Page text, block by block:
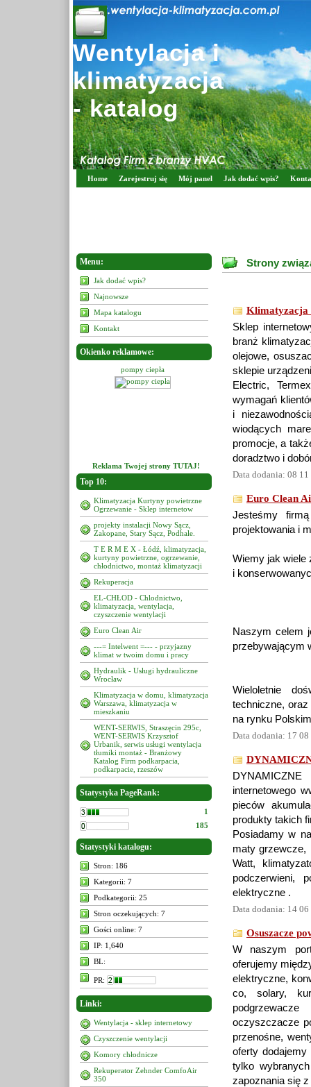
Wentylacja i
klimatyzacja
- katalog
Home Zarejestruj się Mój panel Jak dodać wpis?
Menu:
Jak dodać wpis?
Najnowsze
Mapa katalogu
Kontakt
Okienko reklamowe:
pompy ciepła pompy ciepła
Reklama Twojej strony TUTAJ!
Top 10:
Klimatyzacja Kurtyny powietrzne
Ogrzewanie - Sklep internetow
projekty instalacji Nowy Sącz,
Zakopane, Stary Sącz, Podhale.
T E R M E X - Łódź, klimatyzacja,
kurtyny powietrzne, ogrzewanie,
chłodnictwo, montaż klimatyzacji
Rekuperacja
EL-CHŁOD - Chlodnictwo,
klimatyzacja, wentylacja,
czyszczenie wentylacji
Euro Clean Air
---= Intelwent =--- - przyjazny
klimat w twoim domu i pracy
Hydraulik - Usługi hydrauliczne
Wrocław
Klimatyzacja w domu, klimatyzacja
Warszawa, klimatyzacja w
mieszkaniu
WENT-SERWIS, Straszęcin 295c,
WENT-SERWIS Krzysztof
Urbanik, serwis usługi wentylacja
tłumiki montaż - Branżowy
Katalog Firm podkarpacia,
podkarpacie, rzeszów
Statystyka PageRank:
1
185
Statystyki katalogu:
Stron: 186
Kategorii: 7
Podkategorii: 25
Stron oczekujących: 7
Gości online: 7
IP: 1,640
BL:
PR:
Linki:
Wentylacja - sklep internetowy
Czyszczenie wentylacji
Komory chłodnicze
Rekuperator Zehnder ComfoAir
350
Strony
Klimatyzacja
Sklep
branż
olejowe,
sklepie
Electric,
wymagań
i
wiodących
promocje, a
doradztwo i
Data dodania: 08
Euro Clean
Jesteśmy
projektowania i
Wiemy jak wiele
i
Naszym celem
przebywającym
Wieloletnie
techniczne,
na rynku
Data dodania: 17
internetowego
pieców
produkty takich
Posiadamy w
maty grzewcze,
Watt,
podczerwieni,
elektryczne .
Data dodania: 14
Osuszacze
W naszym
oferujemy
elektryczne,
co, solary,
oczyszczacze
przenośne,
oferty dodajemy
tylko
zapoznania się